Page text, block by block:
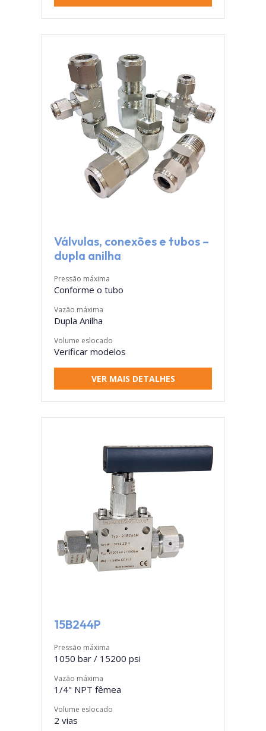
Válvulas, conexões e tubos –
dupla anilha
Pressão máxima
Conforme o tubo
Vazão máxima
Dupla Anilha
Volume eslocado
Verificar modelos
VER MAIS DETALHES
15B244P
Pressão máxima
1050 bar / 15200 psi
Vazão máxima
1/4" NPT fêmea
Volume eslocado
2 vias